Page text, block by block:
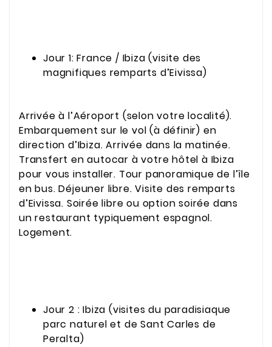
Jour 1: France / Ibiza (visite des
magnifiques remparts d’Eivissa)
Arrivée à l’Aéroport (selon votre localité).
Embarquement sur le vol (à définir) en
direction d’Ibiza. Arrivée dans la matinée.
Transfert en autocar à votre hôtel à Ibiza
pour vous installer. Tour panoramique de l’île
en bus. Déjeuner libre. Visite des remparts
d’Eivissa. Soirée libre ou option soirée dans
un restaurant typiquement espagnol.
Logement.
Jour 2 : Ibiza (visites du paradisiaque
parc naturel et de Sant Carles de
Peralta)